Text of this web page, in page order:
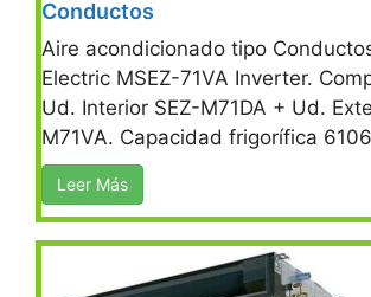
Conductos
Aire acondicionado tipo
Electric MSEZ-71VA Inverter.
Ud. Interior SEZ-M71DA + Ud.
M71VA. Capacidad frigorífica
Leer Más